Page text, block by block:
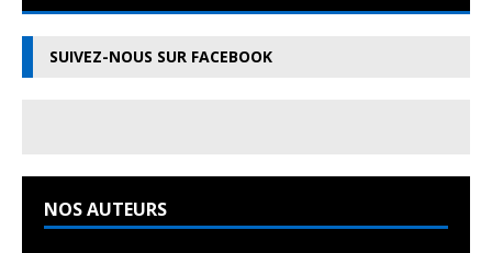
SUIVEZ-NOUS SUR FACEBOOK
NOS AUTEURS